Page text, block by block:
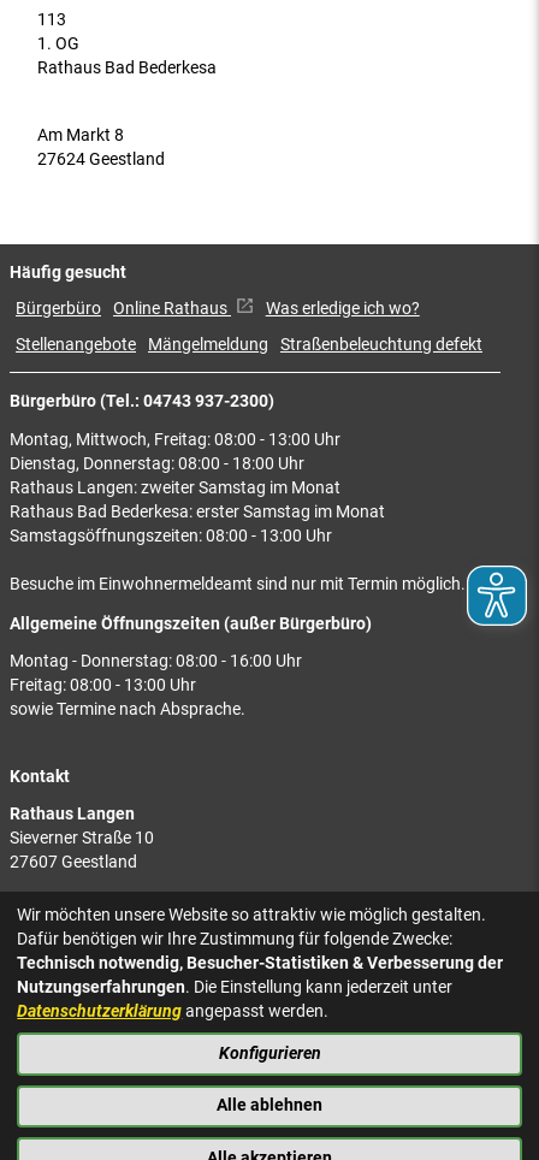
113
1. OG
Rathaus Bad Bederkesa
Am Markt 8
27624 Geestland
Bürgerbüro (Tel.: 04743 937-2300)
Montag, Mittwoch, Freitag: 08:00 - 13:00 Uhr
Dienstag, Donnerstag: 08:00 - 18:00 Uhr
Rathaus Langen: zweiter Samstag im Monat
Rathaus Bad Bederkesa: erster Samstag im Monat
Samstagsöffnungszeiten: 08:00 - 13:00 Uhr
Besuche im Einwohnermeldeamt sind nur mit Termin möglich.
Allgemeine Öffnungszeiten (außer Bürgerbüro)
Montag - Donnerstag: 08:00 - 16:00 Uhr
Freitag: 08:00 - 13:00 Uhr
sowie Termine nach Absprache.
Kontakt
Rathaus Langen
Sieverner Straße 10
27607 Geestland
Rathaus Bad Bederkesa
Am Markt 8
27624 Geestland
Tel.: 04743 937-2300
Häufig gesucht
Bürgerbüro Online Rathaus
Was erledige ich wo?
Stellenangebote
Mängelmeldung Straßenbeleuchtung defekt
KONTAKT
IMPRESSUM
DATENSCHUTZ
BARRIEREFREIHEIT
NACH OBEN
Wir möchten unsere Website so attraktiv wie möglich gestalten.
Dafür benötigen wir Ihre Zustimmung für folgende Zwecke:
Technisch notwendig, Besucher-Statistiken & Verbesserung der
Nutzungserfahrungen. Die Einstellung kann jederzeit unter
Datenschutzerklärungangepasst werden.
Konfigurieren
Alle ablehnen